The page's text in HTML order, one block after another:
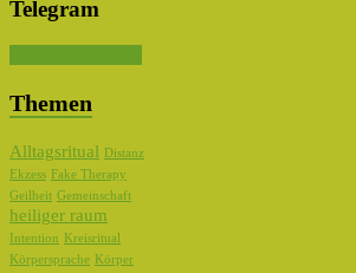
Telegram
Themen
Alltagsritual
Distanz
Ekzess Fake Therapy
Geilheit Gemeinschaft
heiliger raum
Intention
Kreisritual
Körpersprache Körper